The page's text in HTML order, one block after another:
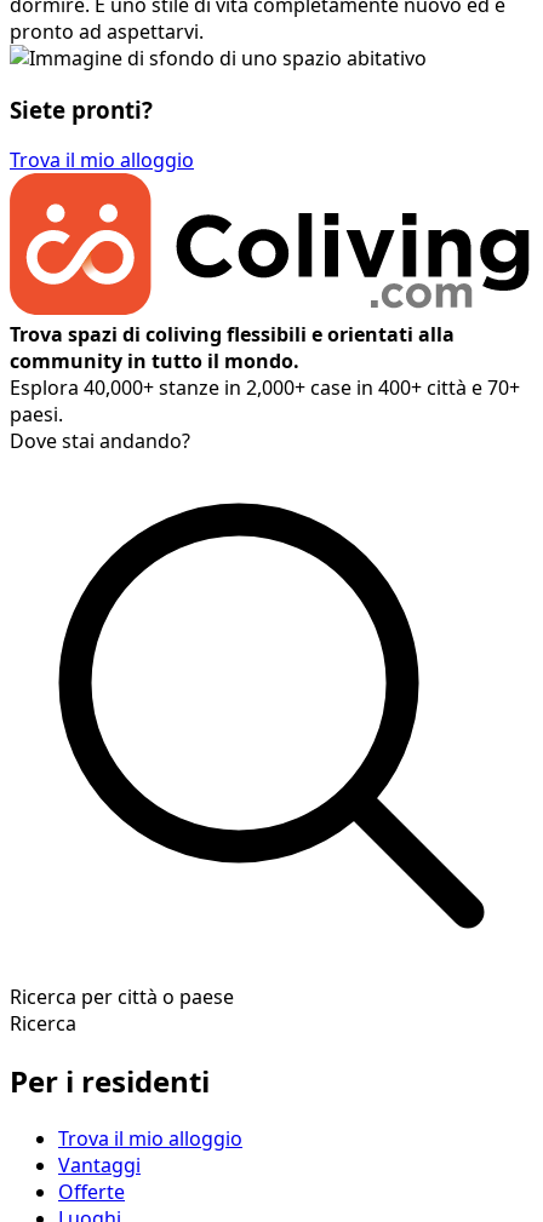
pronto ad aspettarvi.
Siete pronti?
Trova il mio alloggio
Trova spazi di coliving flessibili e orientati alla
community in tutto il mondo.
Esplora 40,000+ stanze in 2,000+ case in 400+ città e 70+
paesi.
Dove stai andando?
Ricerca per città o paese
Ricerca
Per i residenti
Trova il mio alloggio
Vantaggi
Offerte